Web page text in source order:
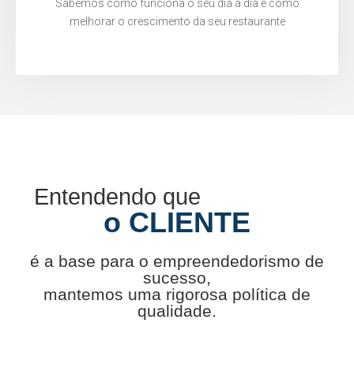
Sabemos como funciona o seu dia a dia e como
melhorar o crescimento da seu restaurante
Entendendo que
o CLIENTE
é a base para o empreendedorismo de
sucesso,
mantemos uma rigorosa política de
qualidade.